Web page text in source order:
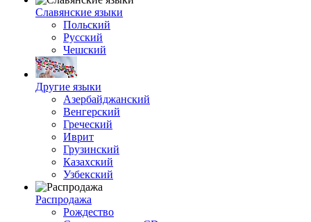
Славянские языки
Польский
Русский
Чешский
Другие языки
Азербайджанский
Венгерский
Греческий
Иврит
Грузинский
Казахский
Узбекский
Распродажа
Рождество